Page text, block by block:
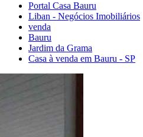
Portal Casa Bauru
Liban - Negócios Imobiliários
venda
Bauru
Jardim da Grama
Casa à venda em Bauru - SP